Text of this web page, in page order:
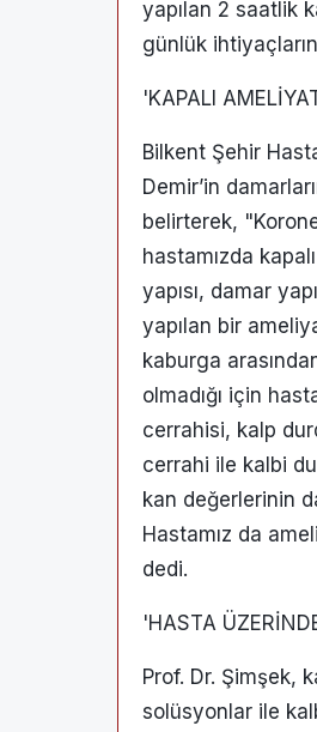
yapılan 2 saatlik
günlük
'KAPALI
Bilkent Şehir
Demir’in
belirterek,
hastamızda
yapısı, damar
yapılan bir
kaburga
olmadığı için
cerrahisi, kalp
cerrahi ile kalbi
kan değerlerinin
Hastamız da
dedi.
'HASTA
Prof. Dr. Şimşek,
solüsyonlar ile